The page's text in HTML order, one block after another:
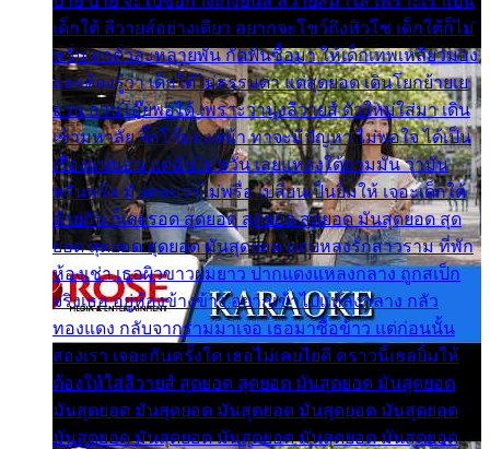
เด็กใต้ ลีวายส์อย่างเดียว อยากจะโชว์ถึงหิวโซ เด็กใต้ก็ไม่
หวั่น ตกตัวละหลายพัน กัดฟันซื้อมา ให้เด็กเทพเหลียวมอง
และต้องรู้ว่า เด็กใต้ไม่ธรรมดา แต่สุดยอด เดินโยกย้ายเย
ยวน กวนโอ๊ยพอได้ เพราะว่านุ่งลีวายส์ ตัวใหม่ใส่มา เดิน
เข้ามหาลัย จิ๊กโก๊มองหน้า ท่าจะมีปัญหา ไม่พอใจ ได้เป็น
เรื่องแน่นอน แต่ฉันไม่หวั่น เลยแหลงใต้ถามมัน ว่ามัน
พรั่นพรือ มันตอบว่าไม่พรื่อ เปลี่ยนเป็นยิ้มให้ เจอะเด็กใต้
ด้วยกัน ก็เลยรอด สุดยอด สุดยอด สุดยอด มันสุดยอด สุด
ยอด สุดยอด สุดยอด มันสุดยอด แอบหลงรักสาวราม ที่พัก
ห้องเช่า เธอผิวขาวผมยาว ปากแดงแหลงกลาง ถูกสเป็ก
จริงเธอ อยู่ห้องข้างข้าง อยากเข้าไปแหลงกลาง กลัว
ทองแดง กลับจากรามมาเจอ เธอมาซื้อข้าว แต่ก่อนนั้น
สองเรา เจอะกันครั้งใด เธอไม่เคยไยดี คราวนี้เธอยิ้มให้
ต้องให้ใส่ลีวายส์ สุดยอด สุดยอด มันสุดยอด มันสุดยอด
มันสุดยอด มันสุดยอด มันสุดยอด มันสุดยอด มันสุดยอด
มันสุดยอด มันสุดยอด มันสุดยอด มันสุดยอด มันสุดยอด